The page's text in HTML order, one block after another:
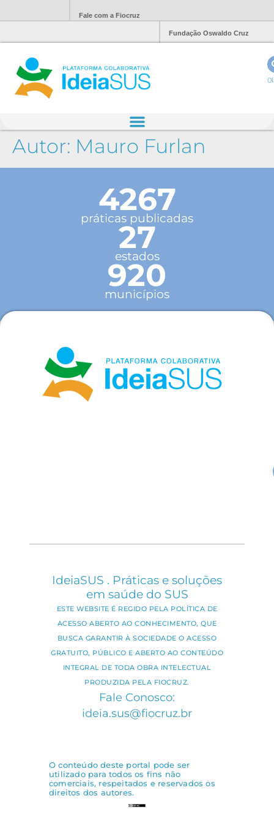
Fale com a Fiocruz
Fundação Oswaldo Cruz
Autor: Mauro Furlan
4267
práticas publicadas
27
estados
920
municípios
IdeiaSUS . Práticas e soluções
em saúde do SUS
ESTE WEBSITE É REGIDO PELA POLÍTICA DE
ACESSO ABERTO AO CONHECIMENTO, QUE
BUSCA GARANTIR À SOCIEDADE O ACESSO
GRATUITO, PÚBLICO E ABERTO AO CONTEÚDO
INTEGRAL DE TODA OBRA INTELECTUAL
PRODUZIDA PELA FIOCRUZ.
Fale Conosco:
ideia.sus@fiocruz.br
O conteúdo deste portal pode ser
utilizado para todos os fins não
comerciais, respeitados e reservados os
direitos dos autores.